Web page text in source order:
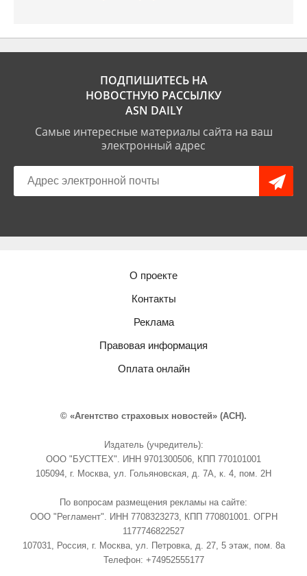
ПОДПИШИТЕСЬ НА
НОВОСТНУЮ РАССЫЛКУ
ASN DAILY
Самые интересные материалы сайта на ваш
электронный адрес
О проекте
Контакты
Реклама
Правовая информация
Оплата онлайн
© «Агентство страховых новостей» (АСН).
Издатель (учредитель):
ООО "БУСТТЕХ". ИНН 9701300506, КПП 770101001
105094, г. Москва, ул. Гольяновская, д. 7А, к. 4, пом. 2Н
По вопросам размещения рекламы на сайте:
ООО "Регламент". ИНН 7708323273, КПП 770801001. ОГРН
1177746822527
107031, Россия, г. Москва, ул. Петровка, д. 27, 5 этаж, пом. 8а
Телефон: +74952555177